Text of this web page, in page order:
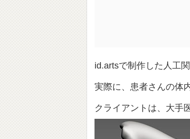
id.artsで制作した人工
実際に、患者さんの体
クライアントは、大手